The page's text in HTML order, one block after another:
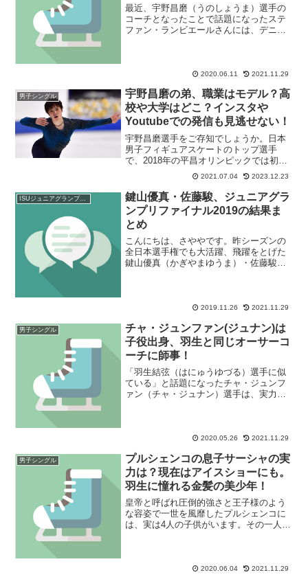
最近、宇野昌磨（うのしょうま）選手の
コーチとなったことで話題になったステ
ファン・ランビエールさんには、デニ
ありませんが、ここ数年で急...
2020.06.11 2021.11.29
男子シングル
宇野昌磨の弟、職業はモデル？高
校や大学はどこ？インスタや
Youtubeでの発信も見逃せない！
宇野昌磨選手をご存知でしょうか。日本
男子フィギュアスケートのトップ選手
で、2018年の平昌オリンピックでは初出
場で銀メダルを獲得。2019年の全日本選
手権では、4度目の4年連続優勝を飾り、
今後、更なる活躍が期待される日本スケ
ート界のホープで...
2021.07.04 2023.12.23
ISUジュニアグランプリシリーズ
鍵山優真・佐藤駿、ジュニアグラ
ンプリファイナル2019の結果ま
とめ
こんにちは、さややです。昨シーズンの
全日本選手権でも大活躍、飛躍をとげた
鍵山優真（かぎやまゆうま）・佐藤駿
藤駿選手の強みを、ど...
2019.11.26 2021.11.29
男子シングル
チャ・ジュンファン(ジュナン)は
子役出身、羽生と同じオーサーコ
ーチに師事！
「羽生結弦（はにゅうゆづる）選手に似
ている」と話題になったチャ・ジュンフ
ァン（チャ・ジュナン）選手は、実力派
力を兼ね備えた選手...2020.05.26 2021.11.29
男子シングル
プルシェンコの息子サーシャの実
力は？現在はアイスショーにも。
羽生に憧れる金髪の美少年！
皇帝と呼ばれ圧倒的強さと王子様のよう
な容姿で一世を風靡したプルシェンコに
は、実は4人の子供がいます。その一人で
気になる実力はプルシ...
2020.06.04 2021.11.29